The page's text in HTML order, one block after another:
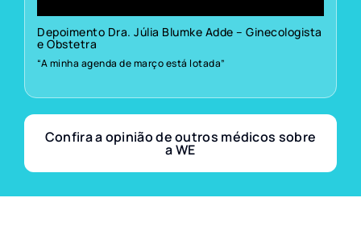
Depoimento Dra. Júlia Blumke Adde – Ginecologista
e Obstetra
“A minha agenda de março está lotada”
Confira a opinião de outros médicos sobre
a WE